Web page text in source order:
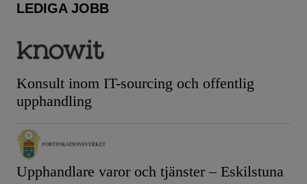
LEDIGA JOBB
Konsult inom IT-sourcing och offentlig
upphandling
Upphandlare varor och tjänster – Eskilstuna